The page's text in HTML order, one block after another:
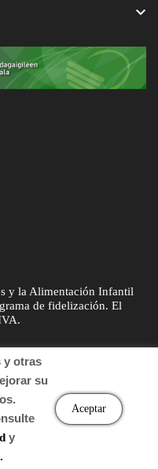

y la Alimentación Infantil
de fidelización. El
otras
su
y
Aceptar
. Derechos de autor